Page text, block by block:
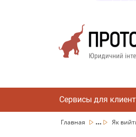
Сервисы для
Главная ... Як